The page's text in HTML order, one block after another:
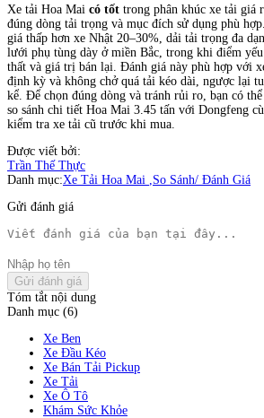
Xe tải Hoa Mai có tốt trong phân khúc xe tải giá
đúng dòng tải trọng và mục đích sử dụng phù
giá thấp hơn xe Nhật 20–30%, dải tải trọng đa
lưới phụ tùng dày ở miền Bắc, trong khi điểm
thất và giá trị bán lại. Đánh giá này phù hợp với
định kỳ và không chở quá tải kéo dài, ngược lại
kể. Để chọn đúng dòng và tránh rủi ro, bạn có
so sánh chi tiết Hoa Mai 3.45 tấn với Dongfeng
kiểm tra xe tải cũ trước khi mua.
Được viết bởi:
Trần Thế Thực
Danh mục:Xe Tải Hoa Mai
So Sánh/ Đánh Giá
Gửi đánh giá
Gửi đánh giá
Tóm tắt nội dung
Danh mục (6)
Xe Ben
Xe Đầu Kéo
Xe Bán Tải Pickup
Xe Tải
Xe Ô Tô
Khám Sức Khỏe